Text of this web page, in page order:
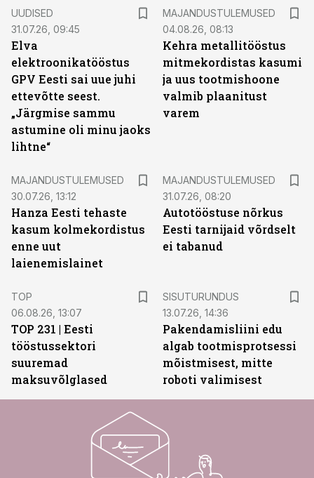
UUDISED
31.07.26, 09:45
Elva
elektroonikatööstus
GPV Eesti sai uue juhi
ettevõtte seest.
„Järgmise sammu
astumine oli minu jaoks
lihtne“
MAJANDUSTULEMUSED
04.08.26, 08:13
Kehra metallitööstus
mitmekordistas kasumi
ja uus tootmishoone
valmib plaanitust
varem
MAJANDUSTULEMUSED
30.07.26, 13:12
Hanza Eesti tehaste
kasum kolmekordistus
enne uut
laienemislainet
MAJANDUSTULEMUSED
31.07.26, 08:20
Autotööstuse nõrkus
Eesti tarnijaid võrdselt
ei tabanud
TOP
06.08.26, 13:07
TOP 231 | Eesti
tööstussektori
suuremad
maksuvõlglased
SISUTURUNDUS
13.07.26, 14:36
Pakendamisliini edu
algab tootmisprotsessi
mõistmisest, mitte
roboti valimisest